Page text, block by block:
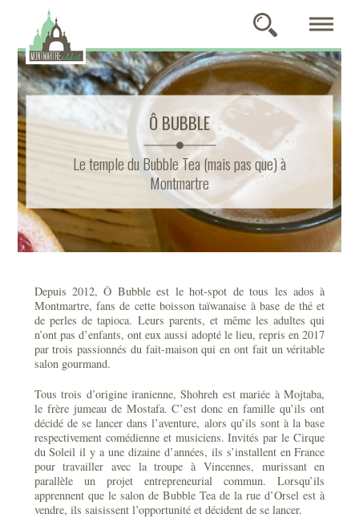
Ô BUBBLE
Le temple du Bubble Tea (mais pas que) à
Montmartre
Depuis 2012, Ô Bubble est le hot-spot de tous les ados à
Montmartre, fans de cette boisson taïwanaise à base de thé et
de perles de tapioca. Leurs parents, et même les adultes qui
n’ont pas d’enfants, ont eux aussi adopté le lieu, repris en 2017
par trois passionnés du fait-maison qui en ont fait un véritable
salon gourmand.
Tous trois d’origine iranienne, Shohreh est mariée à Mojtaba,
le frère jumeau de Mostafa. C’est donc en famille qu’ils ont
décidé de se lancer dans l’aventure, alors qu’ils sont à la base
respectivement comédienne et musiciens. Invités par le Cirque
du Soleil il y a une dizaine d’années, ils s’installent en France
pour travailler avec la troupe à Vincennes, murissant en
parallèle un projet entrepreneurial commun. Lorsqu’ils
apprennent que le salon de Bubble Tea de la rue d’Orsel est à
vendre, ils saisissent l’opportunité et décident de se lancer.